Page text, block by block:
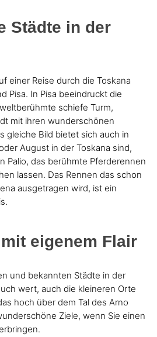
Städte in der
einer Reise durch die Toskana
Pisa. In Pisa beeindruckt die
schiefe Turm,
mit ihren wunderschönen
gleiche Bild bietet sich auch in
August in der Toskana sind,
Palio, das berühmte Pferderennen
lassen. Das Rennen das schon
ausgetragen wird, ist ein
eigenem Flair
und bekannten Städte in der
wert, auch die kleineren Orte
hoch über dem Tal des Arno
Ziele, wenn Sie einen